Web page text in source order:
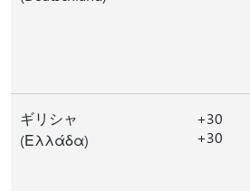
ギリシャ
(Ελλάδα)
+30
+30